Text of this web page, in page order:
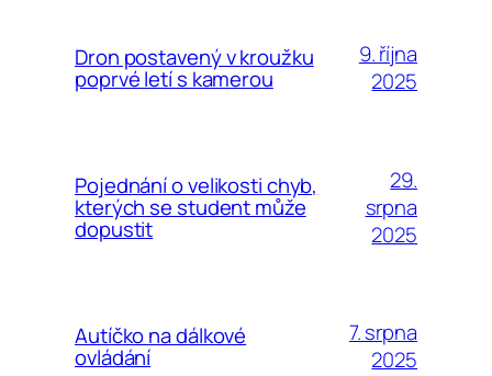
Dron postavený v kroužku
poprvé letí s kamerou
9. října
2025
Pojednání o velikosti chyb,
kterých se student může
dopustit
29.
srpna
2025
Autíčko na dálkové
ovládání
7. srpna
2025